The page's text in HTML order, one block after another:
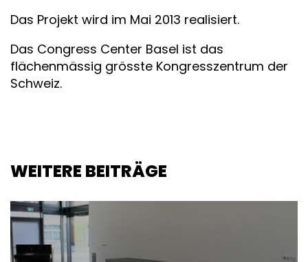
Das Projekt wird im Mai 2013 realisiert.
Das Congress Center Basel ist das
flächenmässig grösste Kongresszentrum der
Schweiz.
WEITERE BEITRÄGE